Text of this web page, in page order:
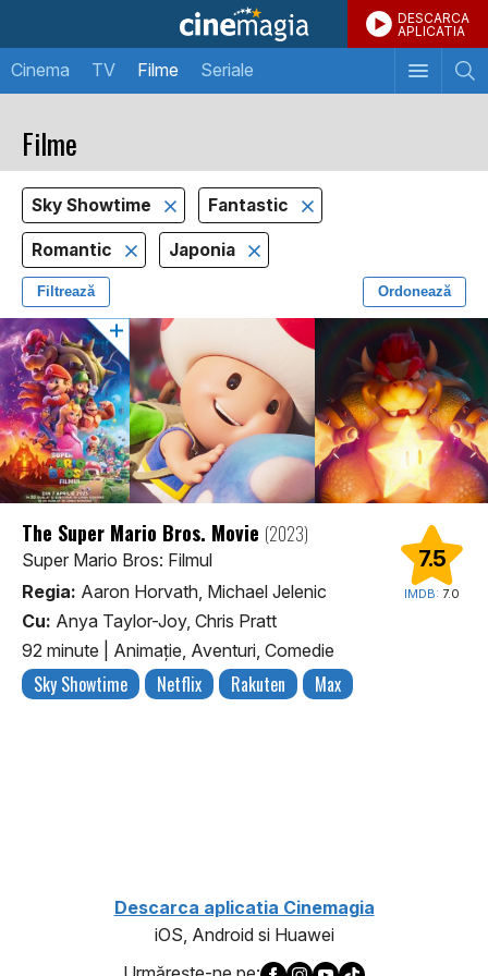
DESCARCA
APLICATIA
Cinema TV Filme Seriale
Filme
Sky Showtime Fantastic
Romantic Japonia
Filtrează Ordonează
7.5
IMDB: 7.0
The Super Mario Bros. Movie (2023)
Super Mario Bros: Filmul
Regia: Aaron Horvath, Michael Jelenic
Cu: Anya Taylor-Joy, Chris Pratt
92 minute
Animaţie, Aventuri, Comedie
Sky Showtime Netflix Rakuten Max
Descarca aplicatia Cinemagia
iOS, Android si Huawei